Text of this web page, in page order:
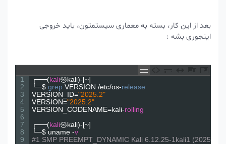
بعد از این کار، بسته به معماری سیستمتون، باید خروجی
اینجوری بشه :
1
2
3
4
5
7
8
9
┌──(kali㉿kali
└─$ grep VERSION /etc/os-release
VERSION_ID="2025.2"
VERSION="2025.2"
VERSION_CODENAME=kali-rolling
┌──(kali㉿kali
└─$ uname
#1 SMP PREEMPT_DYNAMIC Kali 6.12.25-1kali1